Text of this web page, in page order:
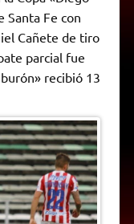
Santa Fe con
Cañete de tiro
parcial fue
recibió 13